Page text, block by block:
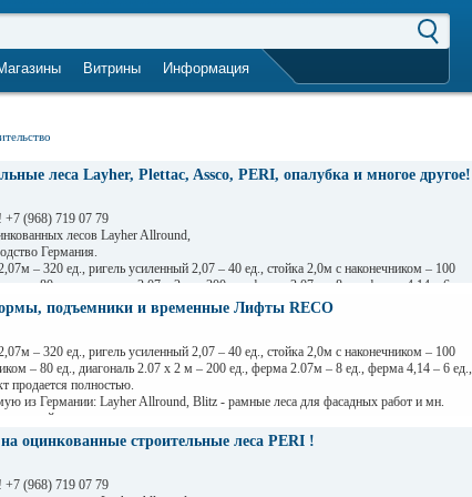
Витрины Информация
леса Layher, Plettac, Assco, PERI, опалубка и многое другое!
(968) 719 07 79
лесов Layher Allround,
Германия.
– 320 ед., ригель усиленный 2,07 – 40 ед., стойка 2,0м с наконечником – 100
– 80 ед., диагональ 2.07 х 2 м – 200 ед., ферма 2.07м – 8 ед., ферма 4,14 – 6 ед.,
продается полностью.
строительные леса PERI !!!
и временные Лифты RECO!!
Layher, Plettac, Assco, PERI, опалубка и многое другое!
719 07 79
index.php?pid=35
подъемники и временные Лифты RECO
– 320 ед., ригель усиленный 2,07 – 40 ед., стойка 2,0м с наконечником – 100
– 80 ед., диагональ 2.07 х 2 м – 200 ед., ферма 2.07м – 8 ед., ферма 4,14 – 6 ед.,
продается полностью.
из Германии: Layher Allround, Blitz - рамные леса для фасадных работ и мн.
дней.
фирмы Layher, разработаны для профессионального возведения, быстрого
на стройплощадке любого предназначения. Оригинальная система строительных
альтернатива для постройки различных конструкций: Мосты, Настилы, Стойки,
Конструкции, Спуски, Горки, Рекламные конструкции и многое другое!
оцинкованные строительные леса PERI !
(968) 719 07 79